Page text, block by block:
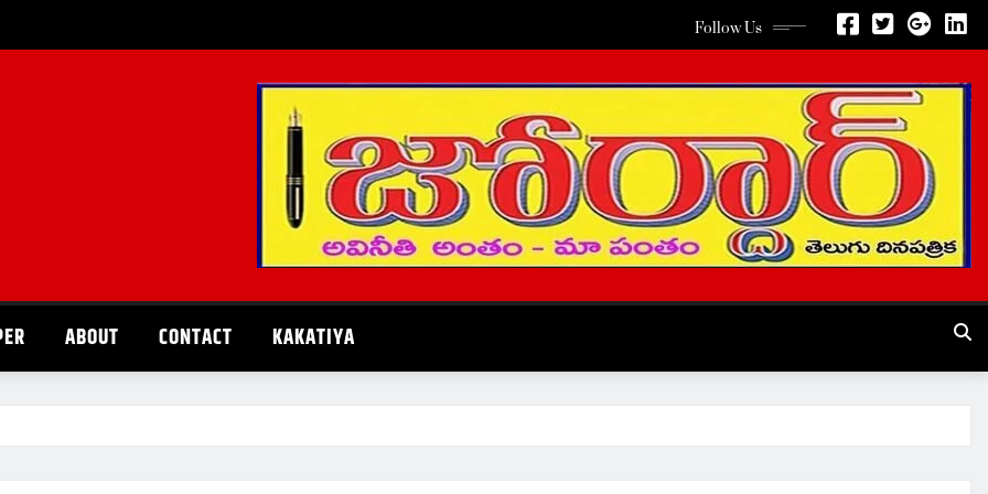
Follow Us
ABOUT CONTACT KAKATIYA